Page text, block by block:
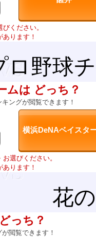
ください。
ります！
ロ野球
ムは どっち？
ングが閲覧できます！
選びください。
ります！
花
っち？
閲覧できます！